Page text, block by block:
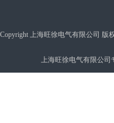
Copyright 上海旺徐电气有限公司 版
上海旺徐电气有限公司